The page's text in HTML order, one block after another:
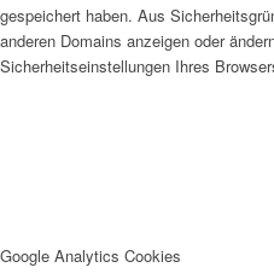
gespeichert haben. Aus
anderen Domains anzeigen oder
Sicherheitseinstellungen Ihres
Google Analytics Cookies